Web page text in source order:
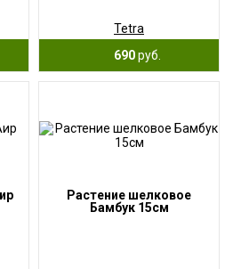
Tetra
690руб.
Растение шелковое
Бамбук 15см